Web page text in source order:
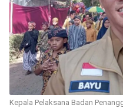
Kepala Pelaksana Badan